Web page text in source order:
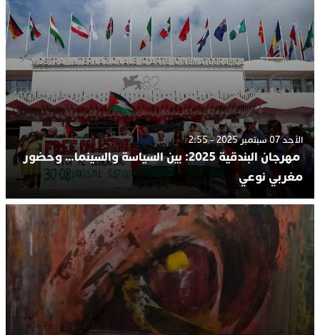
الأحد 07 سبتمبر 2025 - 2:55
مهرجان البندقية 2025: بين السياسة والسينما… وحضور
مغربي نوعي